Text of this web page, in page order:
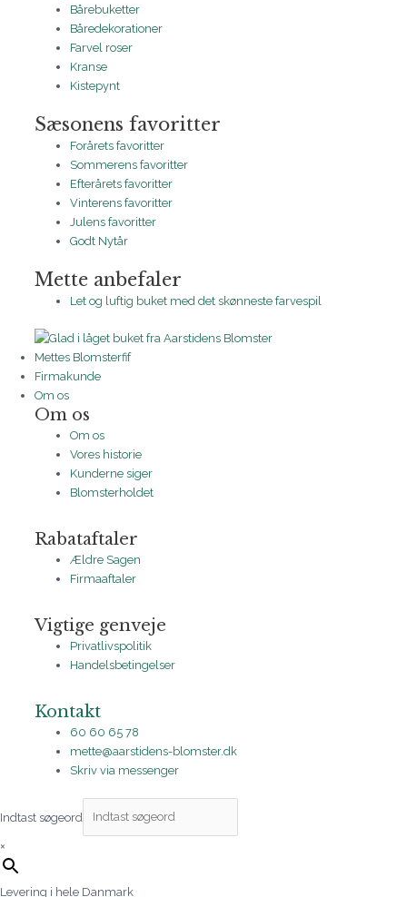
Bårebuketter
Båredekorationer
Farvel roser
Kranse
Kistepynt
Sæsonens favoritter
Forårets favoritter
Sommerens favoritter
Efterårets favoritter
Vinterens favoritter
Julens favoritter
Godt Nytår
Mette anbefaler
Let og luftig buket med det skønneste farvespil
Mettes Blomsterfif
Firmakunde
Om os
Om os
Om os
Vores historie
Kunderne siger
Blomsterholdet
Rabataftaler
Ældre Sagen
Firmaaftaler
Vigtige genveje
Privatlivspolitik
Handelsbetingelser
Kontakt
60 60 65 78
mette@aarstidens-blomster.dk
Skriv via messenger
Indtast søgeord
×
Levering i hele Danmark